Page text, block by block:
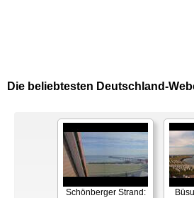
Die beliebtesten Deutschland-
Schönberger Strand: